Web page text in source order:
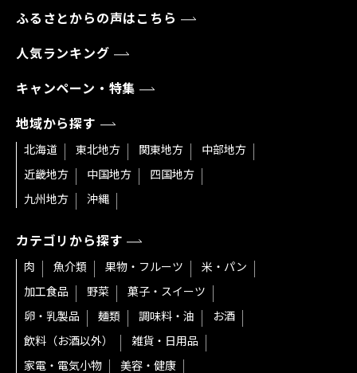
ふるさとからの声はこちら
人気ランキング
キャンペーン・特集
地域から探す
北海道 東北地方 関東地方
中部地方
近畿地方
中国地方
四国地方
九州地方
沖縄
カテゴリから探す
肉 魚介類 果物・フルーツ
米・パン
加工食品
野菜
菓子・スイーツ
卵・乳製品
麺類 調味料・油
お酒
飲料（お酒以外）
雑貨・日用品
家電・電気小物
美容・健康